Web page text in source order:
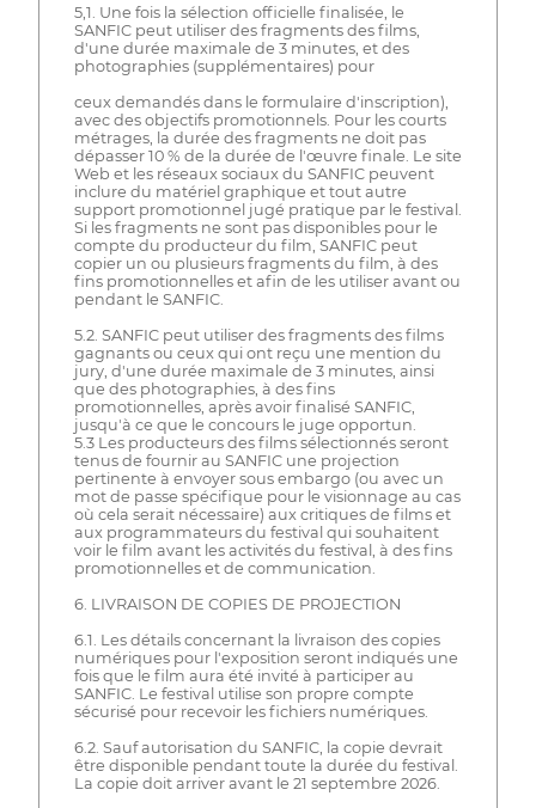
5,1. Une fois la sélection officielle finalisée, le
SANFIC peut utiliser des fragments des films,
d'une durée maximale de 3 minutes, et des
photographies (supplémentaires) pour
ceux demandés dans le formulaire d'inscription),
avec des objectifs promotionnels. Pour les courts
métrages, la durée des fragments ne doit pas
dépasser 10 % de la durée de l'œuvre finale. Le site
Web et les réseaux sociaux du SANFIC peuvent
inclure du matériel graphique et tout autre
support promotionnel jugé pratique par le festival.
Si les fragments ne sont pas disponibles pour le
compte du producteur du film, SANFIC peut
copier un ou plusieurs fragments du film, à des
fins promotionnelles et afin de les utiliser avant ou
pendant le SANFIC.
5.2. SANFIC peut utiliser des fragments des films
gagnants ou ceux qui ont reçu une mention du
jury, d'une durée maximale de 3 minutes, ainsi
que des photographies, à des fins
promotionnelles, après avoir finalisé SANFIC,
jusqu'à ce que le concours le juge opportun.
5.3 Les producteurs des films sélectionnés seront
tenus de fournir au SANFIC une projection
pertinente à envoyer sous embargo (ou avec un
mot de passe spécifique pour le visionnage au cas
où cela serait nécessaire) aux critiques de films et
aux programmateurs du festival qui souhaitent
voir le film avant les activités du festival, à des fins
promotionnelles et de communication.
6. LIVRAISON DE COPIES DE PROJECTION
6.1. Les détails concernant la livraison des copies
numériques pour l'exposition seront indiqués une
fois que le film aura été invité à participer au
SANFIC. Le festival utilise son propre compte
sécurisé pour recevoir les fichiers numériques.
6.2. Sauf autorisation du SANFIC, la copie devrait
être disponible pendant toute la durée du festival.
La copie doit arriver avant le 21 septembre 2026.